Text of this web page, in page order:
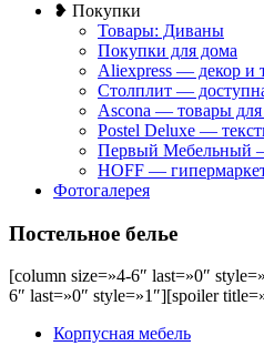
❥ Покупки
Товары: Диваны
Покупки для дома
Aliexpress — декор и
Столплит —
Ascona — товары для
Postel Deluxe —
Первый Мебельный
HOFF —
Фотогалерея
Постельное белье
[column size=»4-6″ last=»0″
6″ last=»0″ style=»1″][spoiler
Корпусная мебель